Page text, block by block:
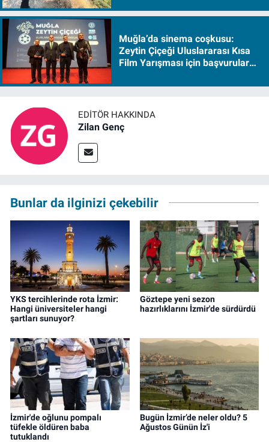
Muğla’da sinema coşkusu:
Zeytin Çiçeği Uluslararası Kısa
Film Yarışması için başvurular
EDITÖR HAKKINDA
Zilan Genç
Bunlar da ilginizi çekebilir
YKS tercihlerinde rota İzmir:
Hangi üniversiteler hangi
şartları sunuyor?
Göztepe yeni sezon
hazırlıklarını İzmir'de sürdürdü
İzmir'de oğlunu pompalı
tüfekle öldüren baba
tutuklandı
Bugün İzmir’de neler oldu? 5
Ağustos Günün İz'i